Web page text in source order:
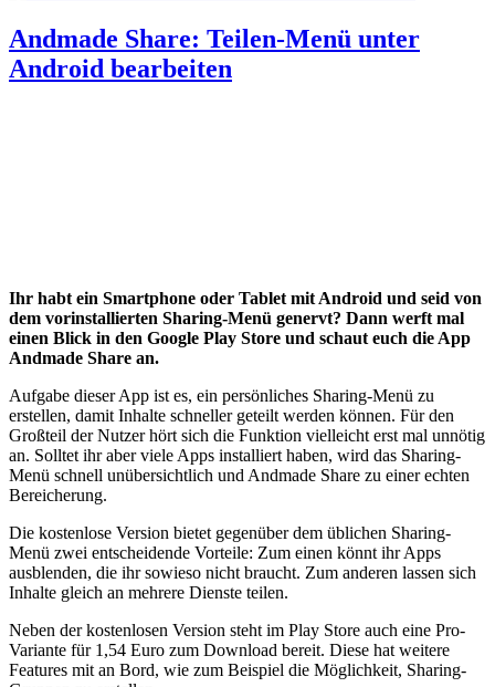
Andmade Share: Teilen-Menü unter
Android bearbeiten
Ihr habt ein Smartphone oder Tablet mit Android und seid von
dem vorinstallierten Sharing-Menü genervt? Dann werft mal
einen Blick in den Google Play Store und schaut euch die App
Andmade Share an.
Aufgabe dieser App ist es, ein persönliches Sharing-Menü zu
erstellen, damit Inhalte schneller geteilt werden können. Für den
Großteil der Nutzer hört sich die Funktion vielleicht erst mal unnötig
an. Solltet ihr aber viele Apps installiert haben, wird das Sharing-
Menü schnell unübersichtlich und Andmade Share zu einer echten
Bereicherung.
Die kostenlose Version bietet gegenüber dem üblichen Sharing-
Menü zwei entscheidende Vorteile: Zum einen könnt ihr Apps
ausblenden, die ihr sowieso nicht braucht. Zum anderen lassen sich
Inhalte gleich an mehrere Dienste teilen.
Neben der kostenlosen Version steht im Play Store auch eine Pro-
Variante für 1,54 Euro zum Download bereit. Diese hat weitere
Features mit an Bord, wie zum Beispiel die Möglichkeit, Sharing-